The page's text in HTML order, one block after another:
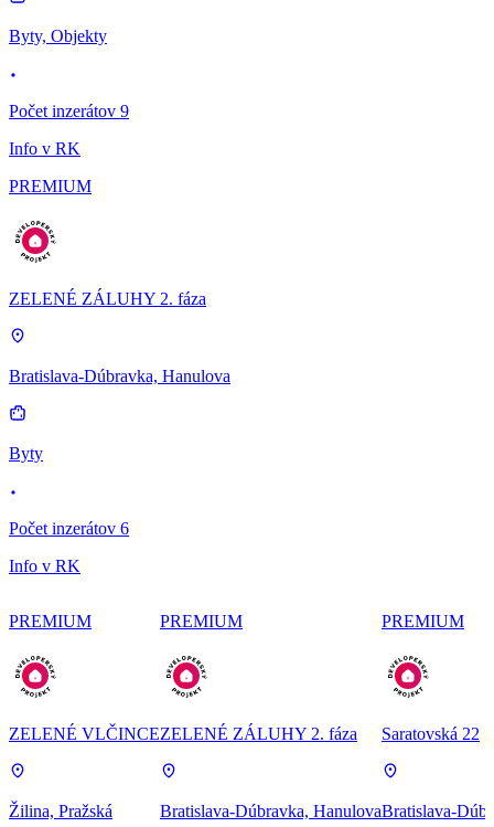
Byty, Objekty
Počet inzerátov 9
Info v RK
PREMIUM
ZELENÉ ZÁLUHY 2. fáza
Bratislava-Dúbravka, Hanulova
Byty
Počet inzerátov 6
Info v RK
PREMIUM
ZELENÉ VLČINCE
Žilina, Pražská
PREMIUM
ZELENÉ ZÁLUHY 2. fáza
Bratislava-Dúbravka, Hanulova
PREMIUM
Saratovská 22
Bratislava-